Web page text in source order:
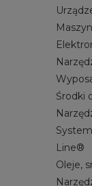
Środki
Line®
Oleje,